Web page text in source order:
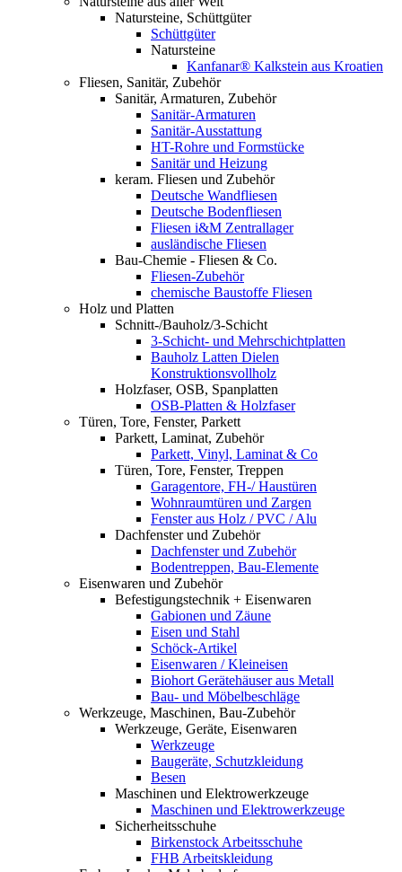
Natursteine, Schüttgüter
Schüttgüter
Natursteine
Kanfanar® Kalkstein aus Kroatien
Fliesen, Sanitär, Zubehör
Sanitär, Armaturen, Zubehör
Sanitär-Armaturen
Sanitär-Ausstattung
HT-Rohre und Formstücke
Sanitär und Heizung
keram. Fliesen und Zubehör
Deutsche Wandfliesen
Deutsche Bodenfliesen
Fliesen i&M Zentrallager
ausländische Fliesen
Bau-Chemie - Fliesen & Co.
Fliesen-Zubehör
chemische Baustoffe Fliesen
Holz und Platten
Schnitt-/Bauholz/3-Schicht
3-Schicht- und Mehrschichtplatten
Bauholz Latten Dielen
Konstruktionsvollholz
Holzfaser, OSB, Spanplatten
OSB-Platten & Holzfaser
Türen, Tore, Fenster, Parkett
Parkett, Laminat, Zubehör
Parkett, Vinyl, Laminat & Co
Türen, Tore, Fenster, Treppen
Garagentore, FH-/ Haustüren
Wohnraumtüren und Zargen
Fenster aus Holz / PVC / Alu
Dachfenster und Zubehör
Dachfenster und Zubehör
Bodentreppen, Bau-Elemente
Eisenwaren und Zubehör
Befestigungstechnik + Eisenwaren
Gabionen und Zäune
Eisen und Stahl
Schöck-Artikel
Eisenwaren / Kleineisen
Biohort Gerätehäuser aus Metall
Bau- und Möbelbeschläge
Werkzeuge, Maschinen, Bau-Zubehör
Werkzeuge, Geräte, Eisenwaren
Werkzeuge
Baugeräte, Schutzkleidung
Besen
Maschinen und Elektrowerkzeuge
Maschinen und Elektrowerkzeuge
Sicherheitsschuhe
Birkenstock Arbeitsschuhe
FHB Arbeitskleidung